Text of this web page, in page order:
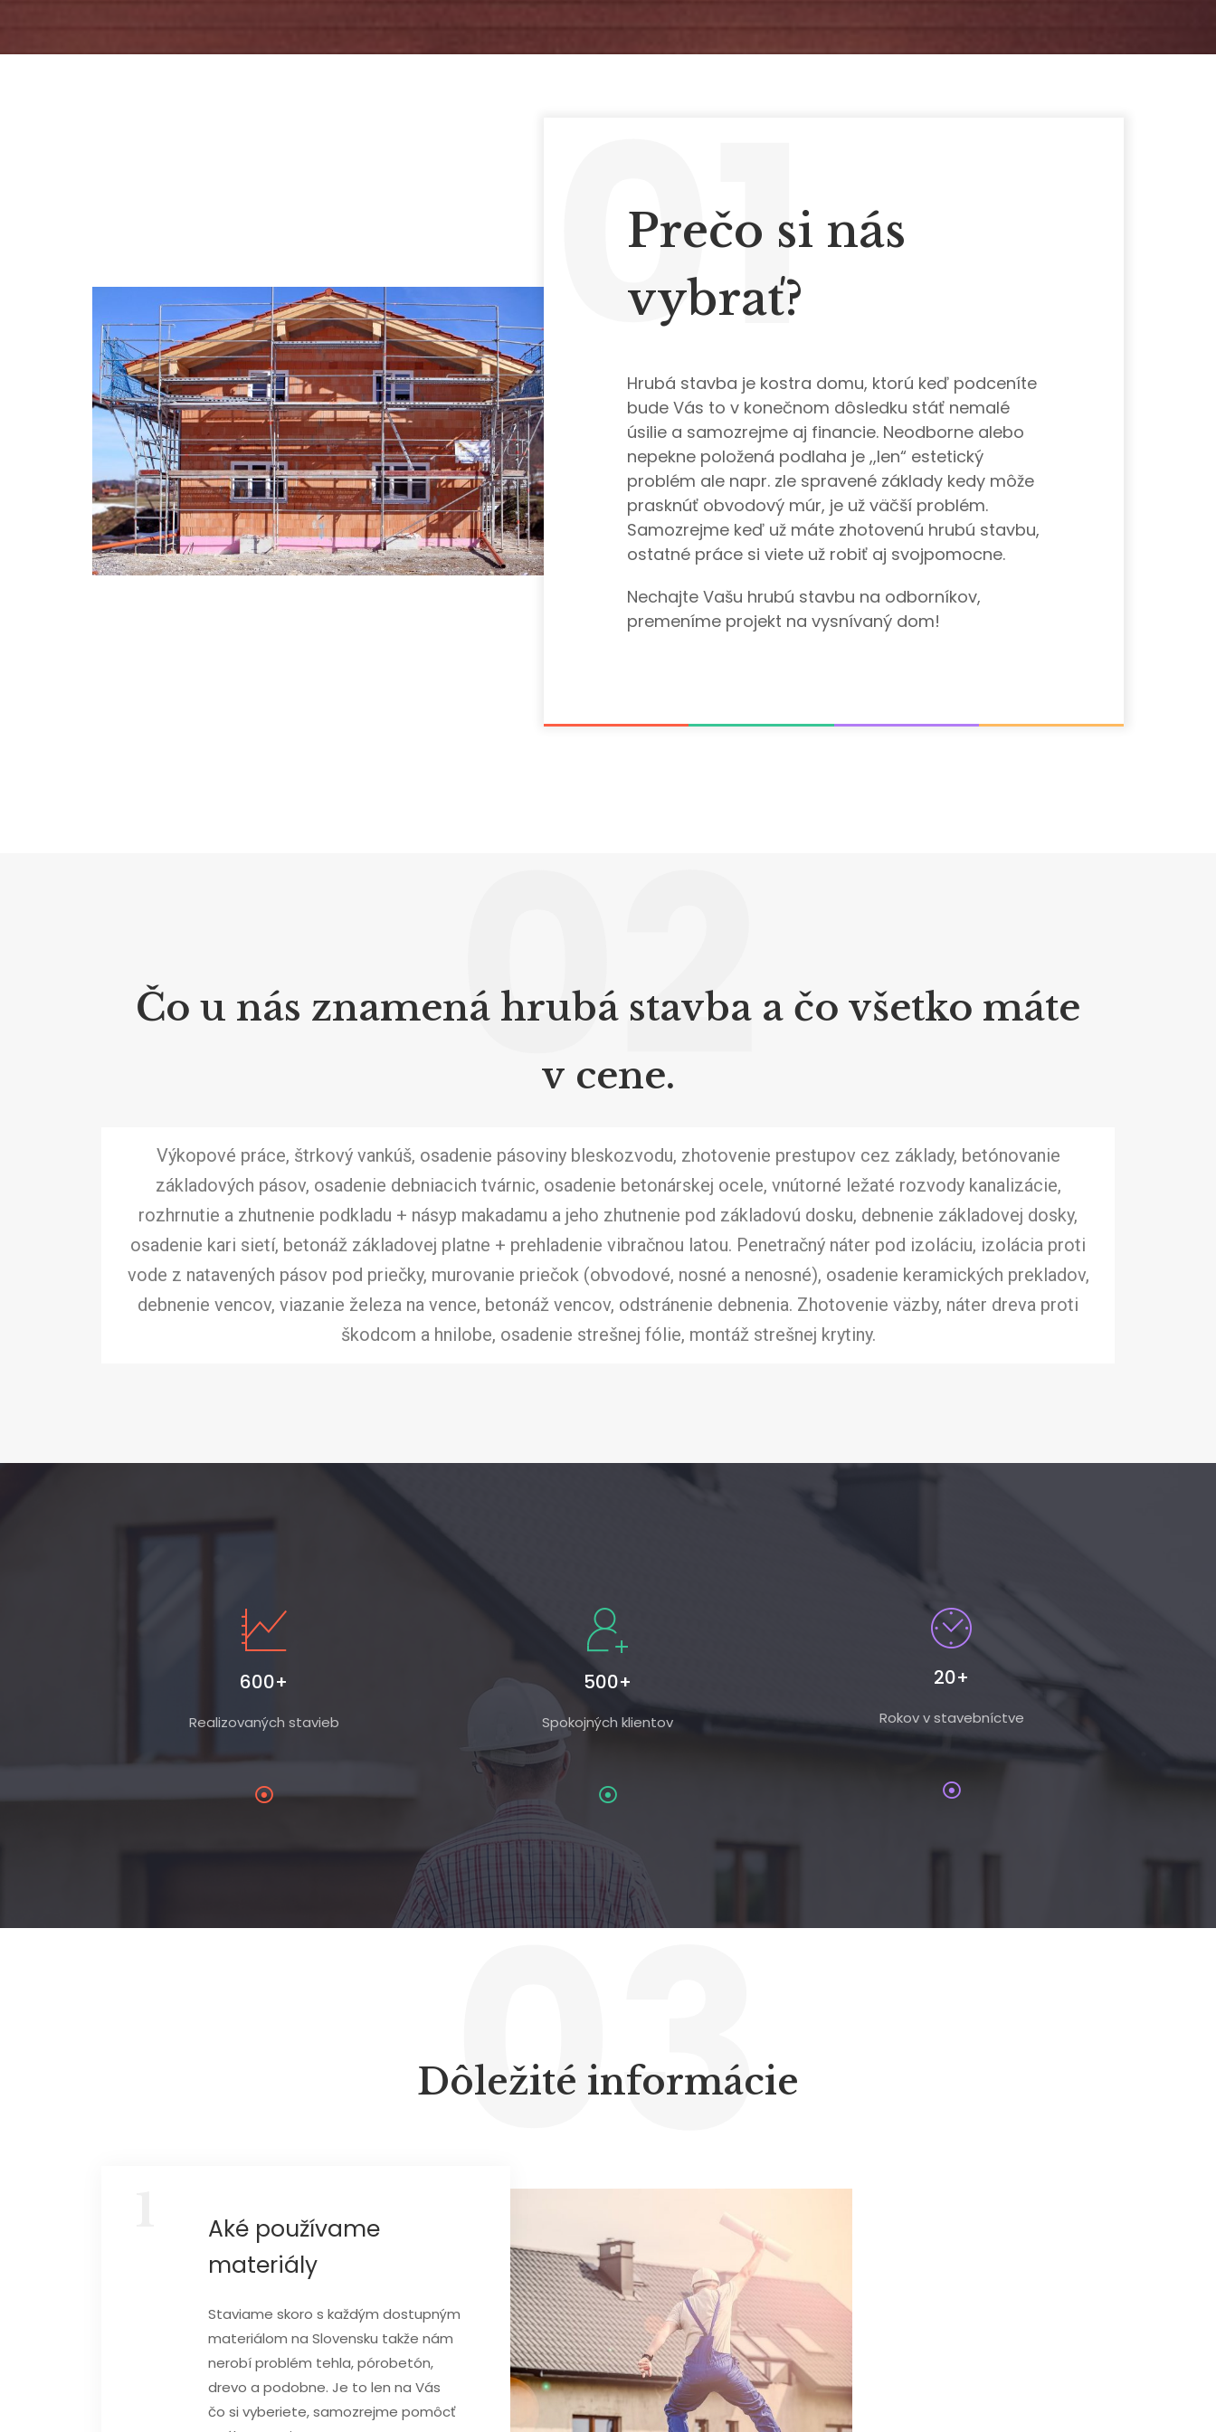
01
Prečo si nás
vybrať?
Hrubá stavba je kostra domu, ktorú keď podceníte
bude Vás to v konečnom dôsledku stáť nemalé
úsilie a samozrejme aj financie. Neodborne alebo
nepekne položená podlaha je ,,len“ estetický
problém ale napr. zle spravené základy kedy môže
prasknúť obvodový múr, je už väčší problém.
Samozrejme keď už máte zhotovenú hrubú stavbu,
ostatné práce si viete už robiť aj svojpomocne.
Nechajte Vašu hrubú stavbu na odborníkov,
premeníme projekt na vysnívaný dom!
02
Čo u nás znamená hrubá stavba a čo všetko máte
v cene.
Výkopové práce, štrkový vankúš, osadenie pásoviny bleskozvodu, zhotovenie prestupov cez základy, betónovanie
základových pásov, osadenie debniacich tvárnic, osadenie betonárskej ocele, vnútorné ležaté rozvody kanalizácie,
rozhrnutie a zhutnenie podkladu + násyp makadamu a jeho zhutnenie pod základovú dosku, debnenie základovej dosky,
osadenie kari sietí, betonáž základovej platne + prehladenie vibračnou latou. Penetračný náter pod izoláciu, izolácia proti
vode z natavených pásov pod priečky, murovanie priečok (obvodové, nosné a nenosné), osadenie keramických prekladov,
debnenie vencov, viazanie železa na vence, betonáž vencov, odstránenie debnenia. Zhotovenie väzby, náter dreva proti
škodcom a hnilobe, osadenie strešnej fólie, montáž strešnej krytiny.
600+
Realizovaných stavieb
500+
Spokojných klientov
20+
Rokov v stavebníctve
03
Dôležité informácie
Aké používame
materiály
Staviame skoro s každým dostupným
materiálom na Slovensku takže nám
nerobí problém tehla, pórobetón,
drevo a podobne. Je to len na Vás
čo si vyberiete, samozrejme pomôcť